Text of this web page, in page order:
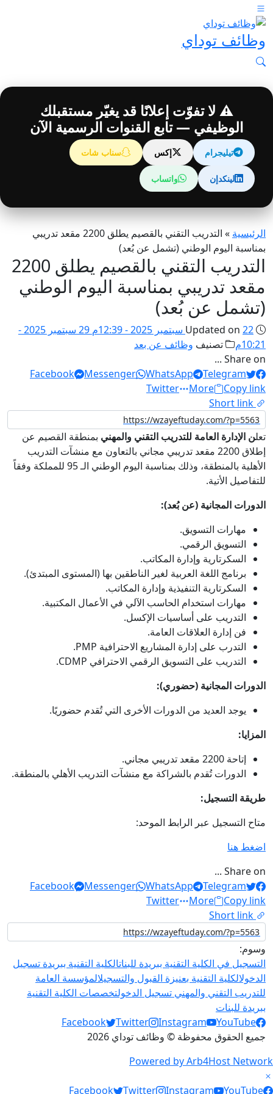
وظائف توداي
⚠️ لا تفوّت إعلانًا قد يغيّر مستقبلك
الوظيفي — تابع القنوات الرسمية الآن
تيليجرام إكس سناب شات
لينكدإن واتساب
الرئيسية »
التدريب التقني بالقصيم يطلق 2200 مقعد تدريبي
بمناسبة اليوم الوطني (تشمل عن بُعد)
التدريب التقني بالقصيم يطلق 2200
مقعد تدريبي بمناسبة اليوم الوطني
(تشمل عن بُعد)
Updated on 22 سبتمبر 2025 - 12:39م
29 سبتمبر 2025 -
10:21م
تصنيف وظائف عن بعد
Share on ...
Facebook
Messenger WhatsApp
Telegram
Twitter
More
Copy link
Short link
تعلن الإدارة العامة للتدريب التقني والمهني بمنطقة القصيم عن
إطلاق 2200 مقعد تدريبي مجاني بالتعاون مع منشآت التدريب
الأهلية بالمنطقة، وذلك بمناسبة اليوم الوطني الـ 95 للمملكة وفقاً
للتفاصيل الأتية.
الدورات المجانية (عن بُعد):
مهارات التسويق.
التسويق الرقمي.
السكرتارية وإدارة المكاتب.
برنامج اللغة العربية لغير الناطقين بها (المستوى المبتدئ).
السكرتارية التنفيذية وإدارة المكاتب.
مهارات استخدام الحاسب الآلي في الأعمال المكتبية.
التدريب على أساسيات الإكسل.
فن إدارة العلاقات العامة.
التدرب على إدارة المشاريع الاحترافية PMP.
التدريب على التسويق الرقمي الاحترافي CDMP.
الدورات المجانية (حضوري):
يوجد العديد من الدورات الأخرى التي تُقدم حضوريًا.
المزايا:
إتاحة 2200 مقعد تدريبي مجاني.
الدورات تُقدم بالشراكة مع منشآت التدريب الأهلي بالمنطقة.
طريقة التسجيل:
متاح التسجيل عبر الرابط الموحد:
اضغط هنا
Share on ...
Facebook
Messenger WhatsApp
Telegram
Twitter
More
Copy link
Short link
وسوم:
التسجيل في الكلية التقنية ببريدة للبناتالكلية التقنية ببريدة تسجيل
الدخولالكلية التقنية بعنيزة القبول والتسجيلالمؤسسة العامة
للتدريب التقني والمهني تسجيل الدخولتخصصات الكلية التقنية
ببريدة للبنات
Social Links
Facebook Twitter Instagram
YouTube
جميع الحقوق محفوظة © وظائف توداي 2026
Powered by Arb4Host Network
Social Links
Facebook Twitter Instagram YouTube